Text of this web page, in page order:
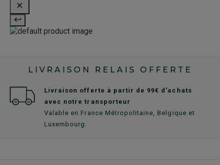
LIVRAISON RELAIS OFFERTE
Livraison offerte à partir de 99€ d'achats
avec notre transporteur
Valable en France Métropolitaine, Belgique et
Luxembourg.